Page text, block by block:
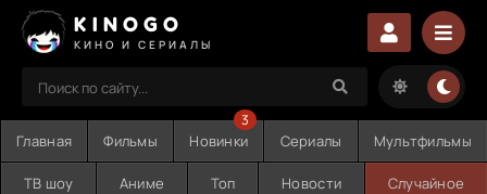
KINOGO
КИНО И СЕРИАЛЫ
Главная Фильмы Новинки
3
Сериалы Мультфильмы
ТВ шоу Аниме Топ Новости Случайное